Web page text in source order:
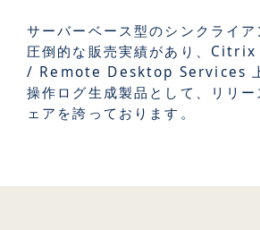
サーバーベース型のシンクライア
圧倒的な販売実績があり、
/ Remote Desktop Services 上
操作ログ生成製品として、リリ
ェアを誇っております。